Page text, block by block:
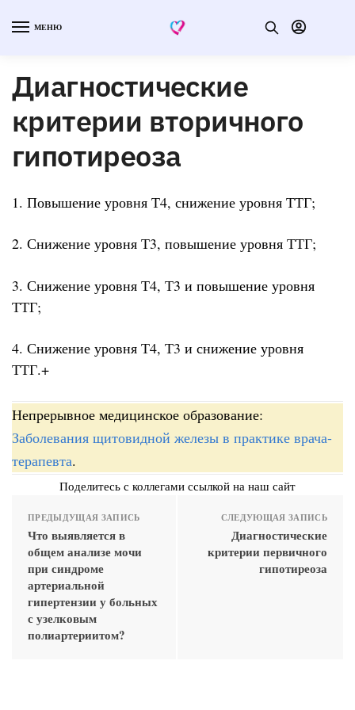
МЕНЮ
Диагностические
критерии вторичного
гипотиреоза
1. Повышение уровня Т4, снижение уровня ТТГ;
2. Снижение уровня Т3, повышение уровня ТТГ;
3. Снижение уровня Т4, Т3 и повышение уровня
ТТГ;
4. Снижение уровня Т4, Т3 и снижение уровня
ТТГ.+
Непрерывное медицинское образование:
Заболевания щитовидной железы в практике врача-
терапевта.
Поделитесь с коллегами ссылкой на наш сайт
ПРЕДЫДУЩАЯ ЗАПИСЬ
Что выявляется в
общем анализе мочи
при синдроме
артериальной
гипертензии у больных
с узелковым
полиартериитом?
СЛЕДУЮЩАЯ ЗАПИСЬ
Диагностические
критерии первичного
гипотиреоза